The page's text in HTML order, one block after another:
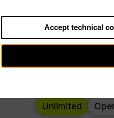
Von Samstag
Unlimited
Accept technical